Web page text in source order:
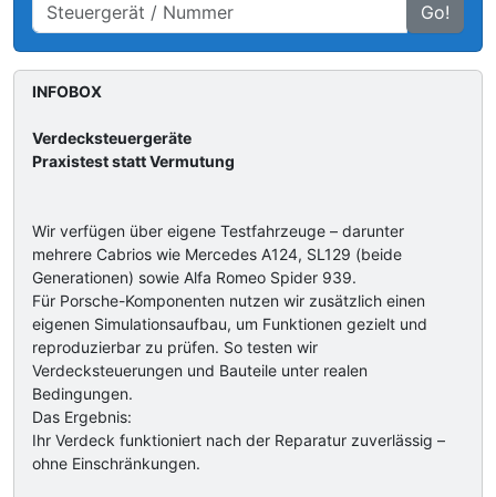
Go!
INFOBOX
Verdecksteuergeräte
Praxistest statt Vermutung
Wir verfügen über eigene Testfahrzeuge – darunter
mehrere Cabrios wie Mercedes A124, SL129 (beide
Generationen) sowie Alfa Romeo Spider 939.
Für Porsche-Komponenten nutzen wir zusätzlich einen
eigenen Simulationsaufbau, um Funktionen gezielt und
reproduzierbar zu prüfen. So testen wir
Verdecksteuerungen und Bauteile unter realen
Bedingungen.
Das Ergebnis:
Ihr Verdeck funktioniert nach der Reparatur zuverlässig –
ohne Einschränkungen.